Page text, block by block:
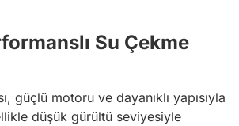
Su Çekme
güçlü motoru ve dayanıklı yapısıyla
düşük gürültü seviyesiyle